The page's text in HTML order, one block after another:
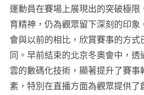
運動員在賽場上展現出的突破極限
育精神，仍為觀眾留下深刻的印象
會與以前的相比，欣賞賽事的方式
同。早前結束的北京冬奧會中，透
雲的數碼化技術，顯著提升了賽事
素，特別在直播方面為觀眾提供了